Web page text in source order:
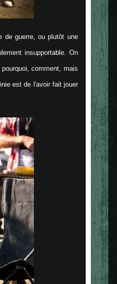
de guerre, ou plutôt une
insupportable. On
comment, mais
est de l'avoir fait jouer